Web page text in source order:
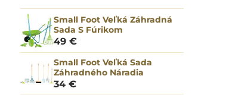
Small Foot Veľká Záhradná
Sada S Fúrikom
49 €
Small Foot Veľká Sada
Záhradného Náradia
34 €